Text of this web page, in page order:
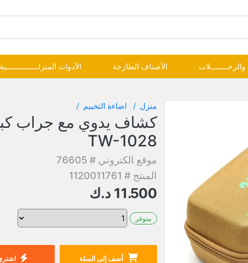
والرحـــــــلات الأصناف الطازجة الأدوات المنزلـــــــــــــية
منزل اضاءة التخييم
كشاف يدوي مع جراب
TW-1028
موقع الكتروني # 76605
المنتج # 1120011761
11.500 د.ك
متوفر
أضف إلى السلة